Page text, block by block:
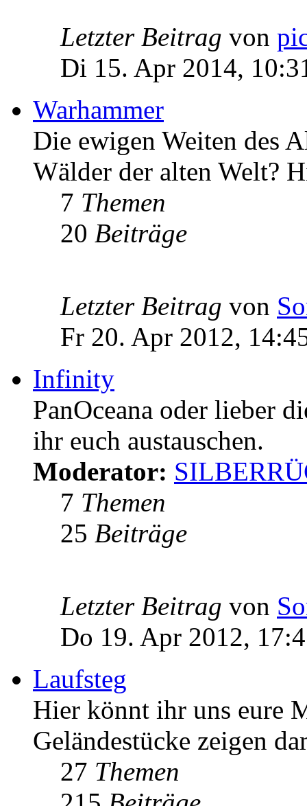
Letzter Beitrag von
Di 15. Apr 2014,
Warhammer
Die ewigen Weiten des
Wälder der alten Welt?
7 Themen
20 Beiträge
Letzter Beitrag von
Fr 20. Apr 2012,
Infinity
PanOceana oder lieber
ihr euch austauschen.
Moderator:
7 Themen
25 Beiträge
Letzter Beitrag von
Do 19. Apr 2012,
Laufsteg
Hier könnt ihr uns eure
Geländestücke zeigen
27 Themen